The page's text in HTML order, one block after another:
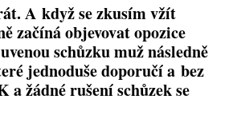
A když se zkusím vžít
začíná objevovat opozice
schůzku muž následně
jednoduše doporučí a bez
a žádné rušení schůzek se